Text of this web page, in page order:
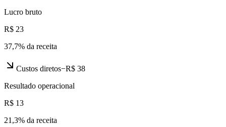
Lucro bruto
R$ 23
37,7% da receita
Custos diretos−R$ 38
Resultado operacional
R$ 13
21,3% da receita